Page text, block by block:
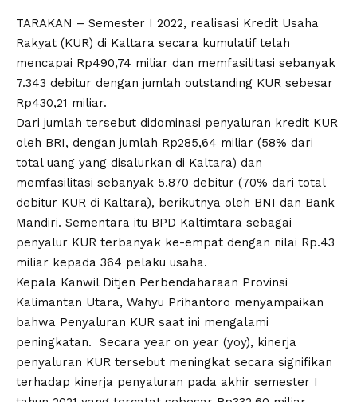
TARAKAN – Semester I 2022, realisasi Kredit Usaha
Rakyat (KUR) di Kaltara secara kumulatif telah
mencapai Rp490,74 miliar dan memfasilitasi sebanyak
7.343 debitur dengan jumlah outstanding KUR sebesar
Rp430,21 miliar.
Dari jumlah tersebut didominasi penyaluran kredit KUR
oleh BRI, dengan jumlah Rp285,64 miliar (58% dari
total uang yang disalurkan di Kaltara) dan
memfasilitasi sebanyak 5.870 debitur (70% dari total
debitur KUR di Kaltara), berikutnya oleh BNI dan Bank
Mandiri. Sementara itu BPD Kaltimtara sebagai
penyalur KUR terbanyak ke-empat dengan nilai Rp.43
miliar kepada 364 pelaku usaha.
Kepala Kanwil Ditjen Perbendaharaan Provinsi
Kalimantan Utara, Wahyu Prihantoro menyampaikan
bahwa Penyaluran KUR saat ini mengalami
peningkatan. Secara year on year (yoy), kinerja
penyaluran KUR tersebut meningkat secara signifikan
terhadap kinerja penyaluran pada akhir semester I